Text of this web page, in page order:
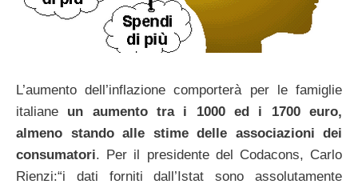
L’aumento dell’inflazione comporterà per le famiglie
italiane un aumento tra i 1000 ed i 1700 euro,
almeno stando alle stime delle associazioni dei
consumatori. Per il presidente del Codacons, Carlo
Rienzi:“i dati forniti dall’Istat sono assolutamente